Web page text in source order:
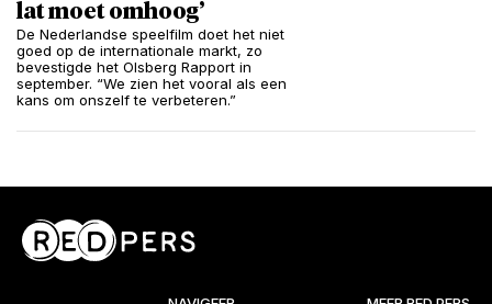
lat moet omhoog’
De Nederlandse speelfilm doet het niet
goed op de internationale markt, zo
bevestigde het Olsberg Rapport in
september. “We zien het vooral als een
kans om onszelf te verbeteren.”